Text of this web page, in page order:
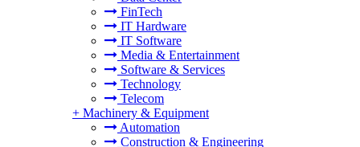
FinTech
IT Hardware
IT Software
Media & Entertainment
Software & Services
Technology
Telecom
+ Machinery & Equipment
Automation
Construction & Engineering